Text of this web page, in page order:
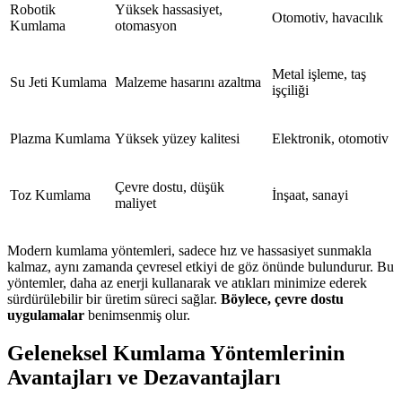
Robotik
Kumlama
Yüksek hassasiyet,
otomasyon
Otomotiv, havacılık
Su Jeti Kumlama Malzeme hasarını azaltma
Metal işleme, taş
işçiliği
Plazma Kumlama Yüksek yüzey kalitesi Elektronik, otomotiv
Toz Kumlama
Çevre dostu, düşük
maliyet
İnşaat, sanayi
Modern kumlama yöntemleri, sadece hız ve hassasiyet sunmakla
kalmaz, aynı zamanda çevresel etkiyi de göz önünde bulundurur. Bu
yöntemler, daha az enerji kullanarak ve atıkları minimize ederek
sürdürülebilir bir üretim süreci sağlar. Böylece, çevre dostu
uygulamalar benimsenmiş olur.
Geleneksel Kumlama Yöntemlerinin
Avantajları ve Dezavantajları